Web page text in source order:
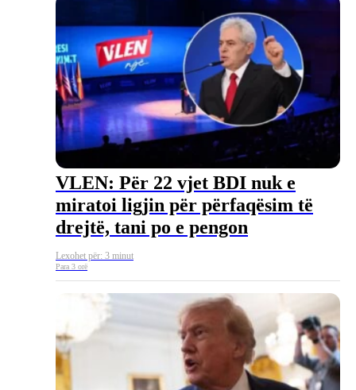
VLEN: Për 22 vjet BDI nuk e
miratoi ligjin për përfaqësim të
drejtë, tani po e pengon
Lexohet për: 3 minut
Para 3 orë